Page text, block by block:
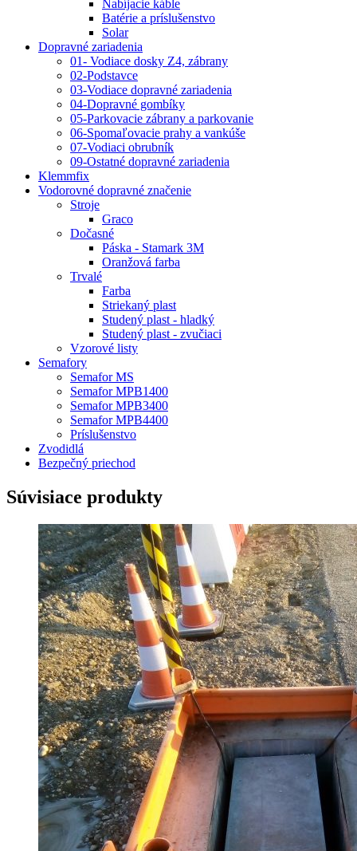
Nabíjacie káble
Batérie a príslušenstvo
Solar
Dopravné zariadenia
01- Vodiace dosky Z4, zábrany
02-Podstavce
03-Vodiace dopravné zariadenia
04-Dopravné gombíky
05-Parkovacie zábrany a parkovanie
06-Spomaľovacie prahy a vankúše
07-Vodiaci obrubník
09-Ostatné dopravné zariadenia
Klemmfix
Vodorovné dopravné značenie
Stroje
Graco
Dočasné
Páska - Stamark 3M
Oranžová farba
Trvalé
Farba
Striekaný plast
Studený plast - hladký
Studený plast - zvučiaci
Vzorové listy
Semafory
Semafor MS
Semafor MPB1400
Semafor MPB3400
Semafor MPB4400
Príslušenstvo
Zvodidlá
Bezpečný priechod
Súvisiace produkty